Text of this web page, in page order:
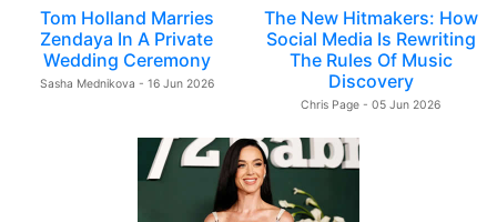
Tom Holland Marries
Zendaya In A Private
Wedding Ceremony
Sasha Mednikova - 16 Jun 2026
The New Hitmakers: How
Social Media Is Rewriting
The Rules Of Music
Discovery
Chris Page - 05 Jun 2026